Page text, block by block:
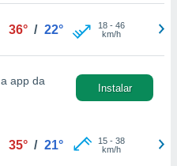
36° / 22° 18- 46
km/h
a app da
Instalar
35° / 21° 15- 38
km/h